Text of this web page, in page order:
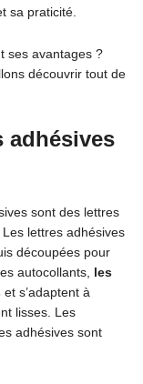
sa praticité.
ses avantages ?
découvrir tout de
adhésives
sont des lettres
lettres adhésives
découpées pour
autocollants, les
et s’adaptent à
lisses. Les
adhésives sont